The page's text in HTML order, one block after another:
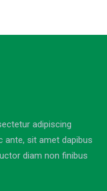
adipiscing
ante, sit amet dapibus
diam non finibus